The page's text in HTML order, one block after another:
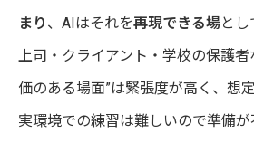
まり 、AIはそれを再現できる場とし
上司・クライアント・学校の保護者
価のある場面”は緊張度が高く、想
実環境での練習は難しいので準備